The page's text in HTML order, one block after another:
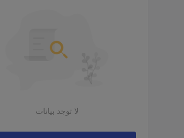
لا توجد بيانات